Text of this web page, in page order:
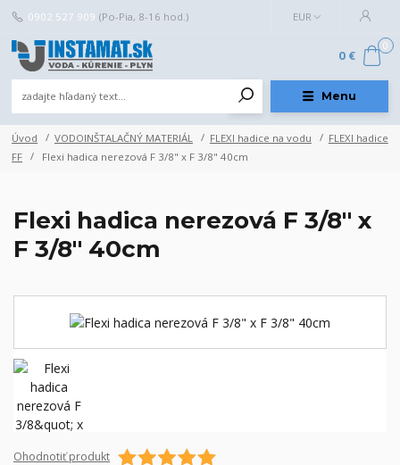
Menu
EUR
0902 527 909 (Po-Pia, 8-16 hod.)
0
0 €
Úvod VODOINŠTALAČNÝ MATERIÁL FLEXI hadice na vodu
FLEXI hadice
FF
Flexi hadica nerezová F 3/8" x F 3/8" 40cm
Flexi hadica nerezová F 3/8" x
F 3/8" 40cm
Ohodnotiť produkt